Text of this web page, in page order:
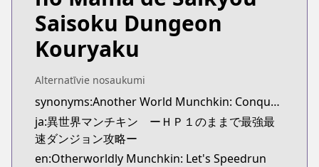
https://www.mangaupdates.com/
Saisoku Dungeon
Kouryaku
Alternatīvie nosaukumi
synonyms:Another World Munchkin: Conquering the Dungeon as the Strongest and the Fastest with Only 1 HP
ja:異世界マンチキン ーＨＰ１のままで最強最
速ダンジョン攻略ー
en:Otherworldly Munchkin: Let's Speedrun